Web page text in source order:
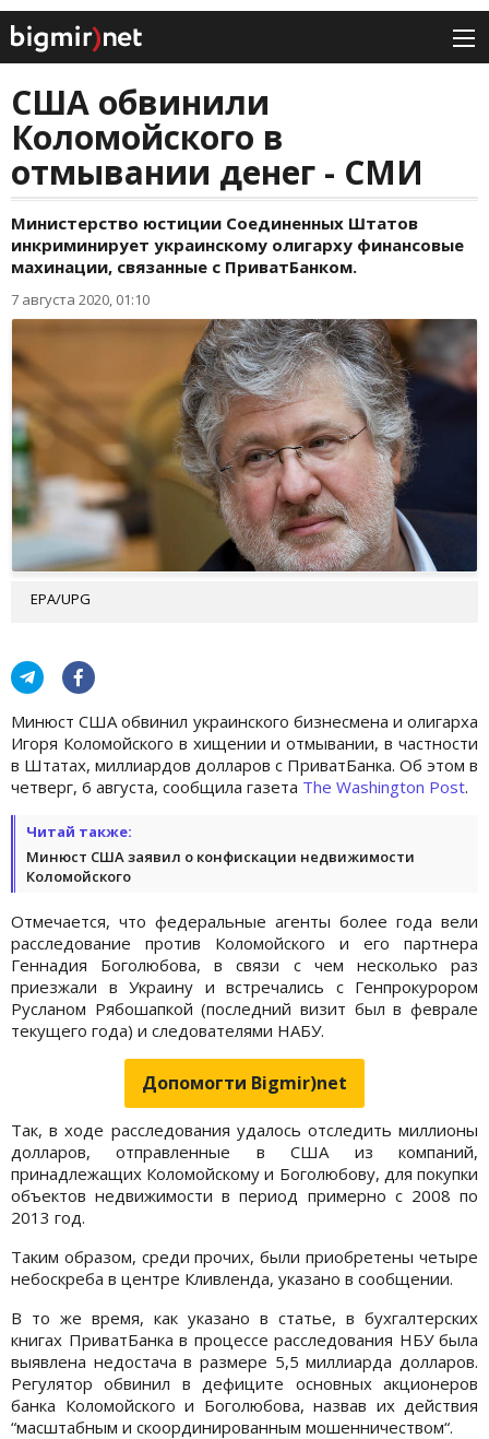
США обвинили
Коломойского в
отмывании денег - СМИ
Министерство юстиции Соединенных Штатов
инкриминирует украинскому олигарху финансовые
махинации, связанные с ПриватБанком.
7 августа 2020, 01:10
EPA/UPG
Минюст США обвинил украинского бизнесмена и олигарха
Игоря Коломойского в хищении и отмывании, в частности
в Штатах, миллиардов долларов с ПриватБанка. Об этом в
четверг, 6 августа, сообщила газета The Washington Post.
Читай также:
Минюст США заявил о конфискации недвижимости
Коломойского
Отмечается, что федеральные агенты более года вели
расследование против Коломойского и его партнера
Геннадия Боголюбова, в связи с чем несколько раз
приезжали в Украину и встречались с Генпрокурором
Русланом Рябошапкой (последний визит был в феврале
текущего года) и следователями НАБУ.
Допомогти Bigmir)net
Так, в ходе расследования удалось отследить миллионы
долларов, отправленные в США из компаний,
принадлежащих Коломойскому и Боголюбову, для покупки
объектов недвижимости в период примерно с 2008 по
2013 год.
Таким образом, среди прочих, были приобретены четыре
небоскреба в центре Кливленда, указано в сообщении.
В то же время, как указано в статье, в бухгалтерских
книгах ПриватБанка в процессе расследования НБУ была
выявлена недостача в размере 5,5 миллиарда долларов.
Регулятор обвинил в дефиците основных акционеров
банка Коломойского и Боголюбова, назвав их действия
“масштабным и скоординированным мошенничеством“.